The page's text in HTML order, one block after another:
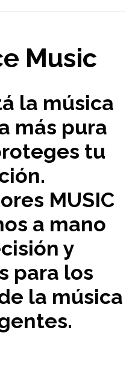
Music
la música
más pura
tu
MUSIC
a mano
y
para los
la música